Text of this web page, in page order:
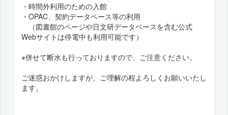
・時間外利用のための入館
・OPAC、契約データベース等の利用
（図書館のページや日文研データベースを含む公式
Webサイトは停電中も利用可能です）
※併せて断水も行っておりますので、ご注意ください。
ご迷惑おかけしますが、ご理解の程よろしくお願いいたし
ます。